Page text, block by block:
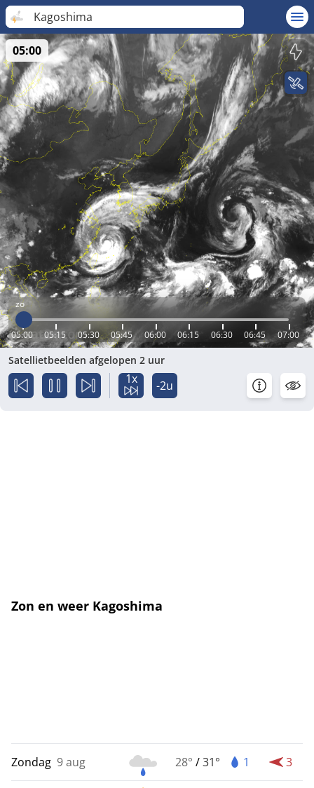
Kagoshima
zo
05:00 05:15 05:30 05:45 06:00 06:15 06:30 06:45 07:00
05:00
Satellietbeelden afgelopen 2 uur
1x -2u
Zon en weer Kagoshima
Zondag 9 aug 28° /31° 1 3